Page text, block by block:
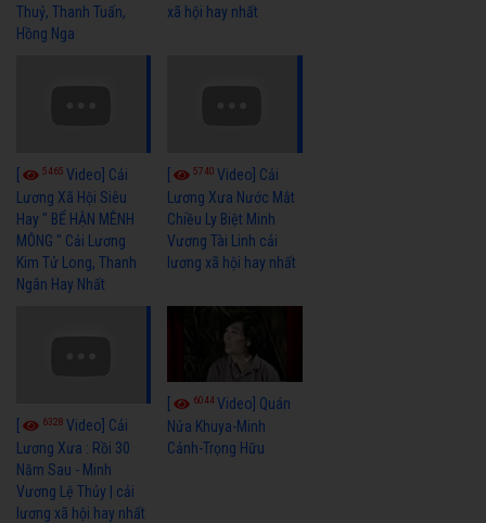
Thuỷ, Thanh Tuấn,
Hồng Nga
xã hội hay nhất
5465 Video] Cải
Lương Xã Hội Siêu
Hay " BỂ HẬN MÊNH
MÔNG " Cải Lương
Kim Tử Long, Thanh
Ngân Hay Nhất
5740Video] Cải
Lương Xưa Nước Mắt
Chiều Ly Biệt Minh
Vương Tài Linh cải
lương xã hội hay nhất
6328 Video] Cải
Lương Xưa : Rồi 30
Năm Sau - Minh
Vương Lệ Thủy | cải
lương xã hội hay nhất
6044Video] Quán
Nửa Khuya-Minh
Cảnh-Trọng Hữu